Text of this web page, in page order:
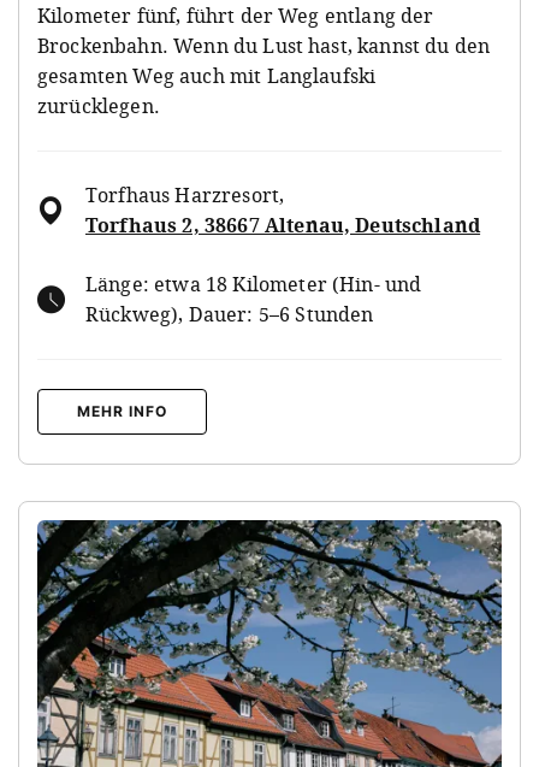
Kilometer fünf, führt der Weg entlang der
Brockenbahn. Wenn du Lust hast, kannst du den
gesamten Weg auch mit Langlaufski
zurücklegen.
Torfhaus Harzresort,
Torfhaus 2, 38667 Altenau, Deutschland
Länge: etwa 18 Kilometer (Hin- und
Rückweg), Dauer: 5–6 Stunden
MEHR INFO